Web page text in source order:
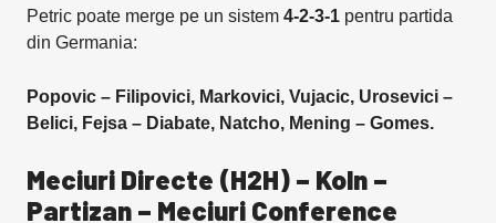
Petric poate merge pe un sistem 4-2-3-1 pentru partida
din Germania:
Popovic – Filipovici, Markovici, Vujacic, Urosevici –
Belici, Fejsa – Diabate, Natcho, Mening – Gomes.
Meciuri Directe (H2H) – Koln –
Partizan – Meciuri Conference